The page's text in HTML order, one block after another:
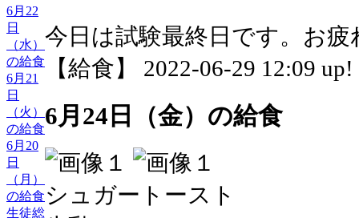
6月22
日
（水）
の給食
6月21
日
（火）
の給食
6月20
日
（月）
の給食
生徒総
今日は試験最終日です。お疲
【給食】 2022-06-29 12:09 up!
6月24日（金）の給食
シュガートースト